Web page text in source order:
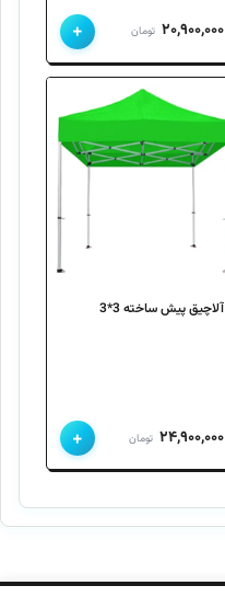
۲۰,۹۰۰,۰۰۰ تومان +
آلاچیق پیش ساخته 3*3
۲۴,۹۰۰,۰۰۰ تومان +